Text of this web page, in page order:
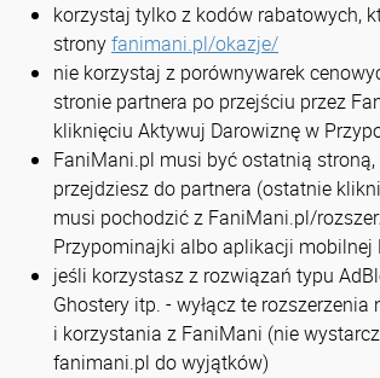
korzystaj tylko z kodów rabatowych,
stronyfanimani.pl/okazje/
nie korzystaj z porównywarek
stronie partnera po przejściu przez
kliknięciu Aktywuj Darowiznę w
FaniMani.pl musi być ostatnią stroną,
przejdziesz do partnera (ostatnie
musi pochodzić z FaniMani.pl/
Przypominajki albo aplikacji mobilnej
jeśli korzystasz z rozwiązań typu
Ghostery itp. - wyłącz te
i korzystania z FaniMani (nie
fanimani.pl do wyjątków)